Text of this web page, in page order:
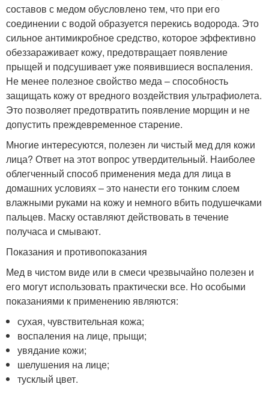
составов с медом обусловлено тем, что при его
соединении с водой образуется перекись водорода. Это
сильное антимикробное средство, которое эффективно
обеззараживает кожу, предотвращает появление
прыщей и подсушивает уже появившиеся воспаления.
Не менее полезное свойство меда – способность
защищать кожу от вредного воздействия ультрафиолета.
Это позволяет предотвратить появление морщин и не
допустить преждевременное старение.
Многие интересуются, полезен ли чистый мед для кожи
лица? Ответ на этот вопрос утвердительный. Наиболее
облегченный способ применения меда для лица в
домашних условиях – это нанести его тонким слоем
влажными руками на кожу и немного вбить подушечками
пальцев. Маску оставляют действовать в течение
получаса и смывают.
Показания и противопоказания
Мед в чистом виде или в смеси чрезвычайно полезен и
его могут использовать практически все. Но особыми
показаниями к применению являются:
сухая, чувствительная кожа;
воспаления на лице, прыщи;
увядание кожи;
шелушения на лице;
тусклый цвет.